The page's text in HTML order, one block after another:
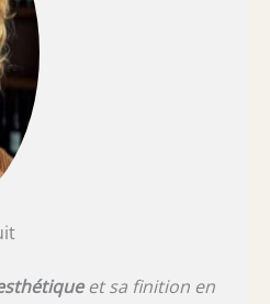
un peu de fraicheur.
La descente en
rapide grâce au
et
à vin vous dérange pas
L'avantage
plus sûre et
technologie de
famille de plus de
satisfaits et dégustez
et sa finition en